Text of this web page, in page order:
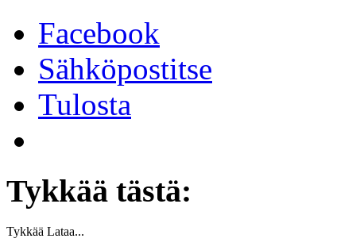
Facebook
Sähköpostitse
Tulosta
Tykkää tästä:
Tykkää Lataa...